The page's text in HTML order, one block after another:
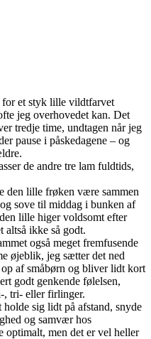
for et styk lille vildtfarvet
jeg overhovedet kan. Det
tredje time, undtagen når jeg
pause i påskedagene – og
de andre tre lam fuldtids,
den lille frøken være sammen
sove til middag i bunken af
lille higer voldsomt efter
altså ikke så godt.
også meget fremfusende
øjeblik, jeg sætter det ned
af småbørn og bliver lidt kort
godt genkende følelsen,
, tri- eller firlinger.
sig lidt på afstand, snyde
og samvær hos
optimalt, men det er vel heller